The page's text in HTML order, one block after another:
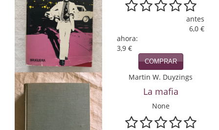
Enciclopedias
Ensayo
Ensayo literario
Filosofía
Física y Química
antes
6,0 €
ahora:
3,9 €
COMPRAR
Martin W. Duyzings
La mafia
None